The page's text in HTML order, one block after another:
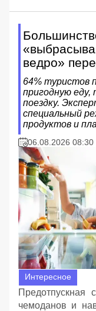
ведро»
64% туристов
пригодную еду,
поездку.
специальный
продуктов и
06.08.2026 08:30
Интересное
Предотпускная
чемоданов и